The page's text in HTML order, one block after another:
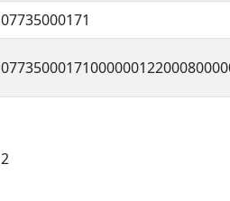
07735000171
2